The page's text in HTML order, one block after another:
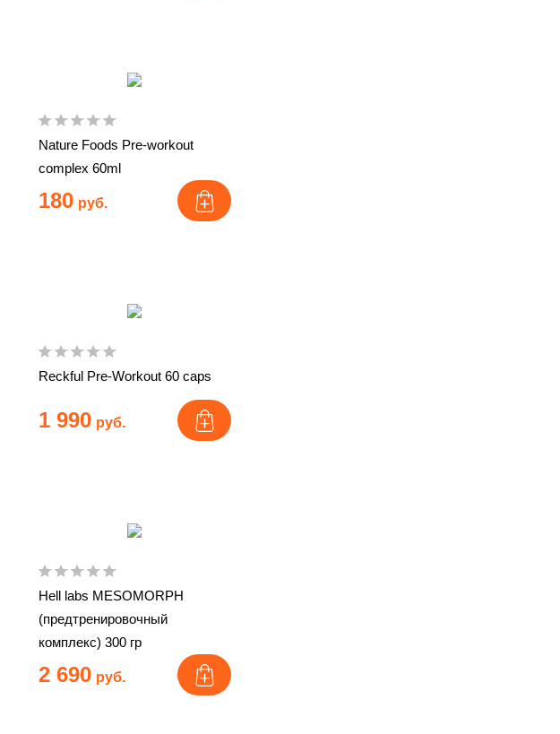
Nature Foods Pre-workout
complex 60ml
180 руб.
Reckful Pre-Workout 60 caps
1 990 руб.
Hell labs MESOMORPH
(предтренировочный
комплекс) 300 гр
2 690 руб.